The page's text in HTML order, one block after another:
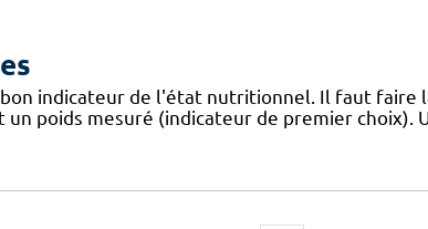
bon indicateur de l'état nutritionnel. Il faut faire
poids mesuré (indicateur de premier choix).